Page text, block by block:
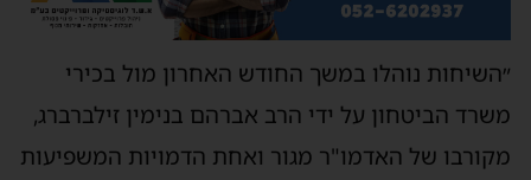
נוהלו במשך החודש האחרון מול בכירי
הביטחון על ידי הרב אברהם בנימין זילברברג,
של האדמו"ר מגור ואחת הדמויות המשפיעות